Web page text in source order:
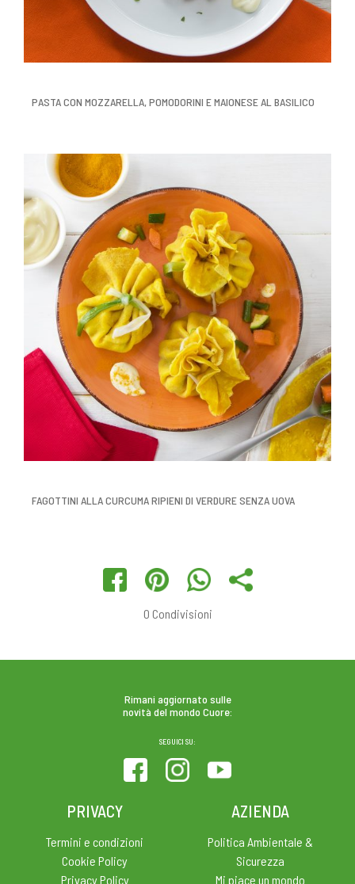
PASTA CON MOZZARELLA, POMODORINI E MAIONESE AL BASILICO
FAGOTTINI ALLA CURCUMA RIPIENI DI VERDURE SENZA UOVA
0 Condivisioni
Rimani aggiornato sulle
novità del mondo Cuore:
SEGUICI SU:
PRIVACY
Termini e condizioni
Cookie Policy
Privacy Policy
AZIENDA
Politica Ambientale &
Sicurezza
Mi piace un mondo